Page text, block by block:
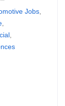
Jobs,
,
,